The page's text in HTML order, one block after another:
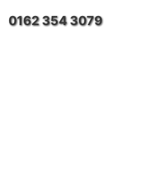
0162 354 3079